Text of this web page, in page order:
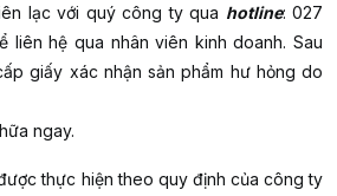
lạc với quý công ty qua hotline: 027
liên hệ qua nhân viên kinh doanh. Sau
giấy xác nhận sản phẩm hư hỏng do
ngay.
thực hiện theo quy định của công ty